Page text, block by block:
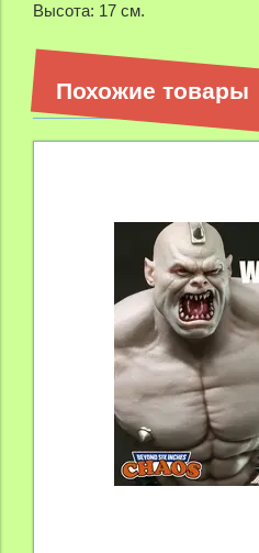
Высота: 17 см.
Похожие товары